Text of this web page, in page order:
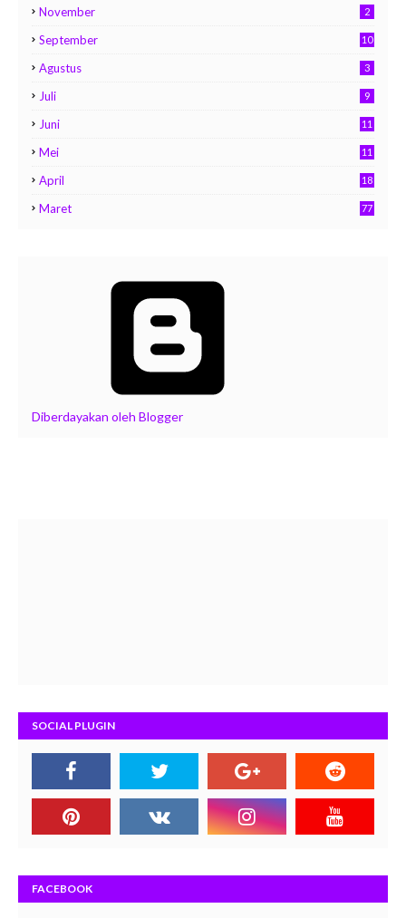
November 2
September 10
Agustus 3
Juli 9
Juni 11
Mei 11
April 18
Maret 77
Diberdayakan oleh Blogger
SOCIAL PLUGIN
FACEBOOK